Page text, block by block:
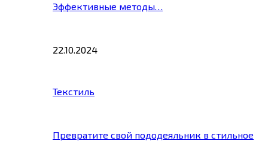
Эффективные методы…
22.10.2024
Текстиль
Превратите свой пододеяльник в стильное